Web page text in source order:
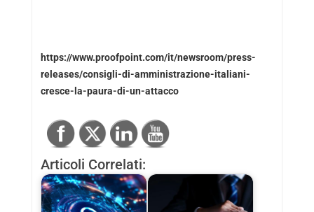
https://www.proofpoint.com/it/newsroom/press-
releases/consigli-di-amministrazione-italiani-
cresce-la-paura-di-un-attacco
Articoli Correlati: